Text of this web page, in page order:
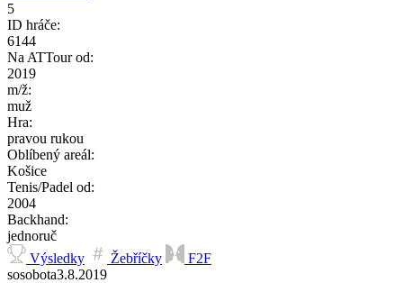
5
ID hráče:
6144
Na ATTour od:
2019
m/ž:
muž
Hra:
pravou rukou
Oblíbený areál:
Košice
Tenis/Padel od:
2004
Backhand:
jednoruč
Výsledky
Žebříčky
F2F
sosobota3.8.2019